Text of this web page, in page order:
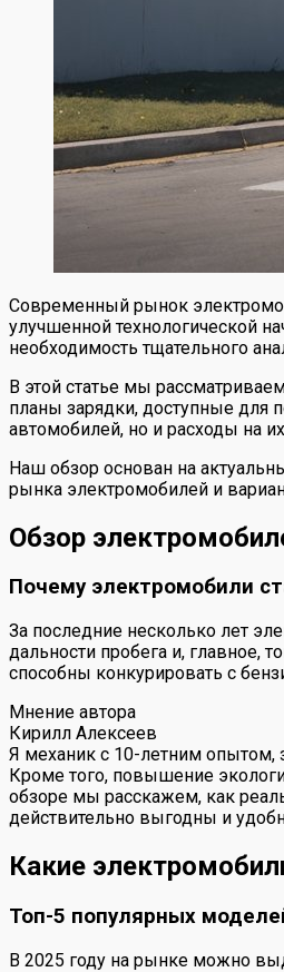
Современный рынок
улучшенной технологической
необходимость тщательного
В этой статье мы
планы зарядки, доступные для
автомобилей, но и расходы на
Наш обзор основан на
рынка электромобилей и
Обзор
Почему электромобили
За последние несколько лет
дальности пробега и, главное,
способны конкурировать с
Мнение автора
Кирилл Алексеев
Я механик с 10-летним опытом,
Кроме того, повышение
обзоре мы расскажем, как
действительно выгодны и
Какие
Топ-5 популярных
В 2025 году на рынке можно